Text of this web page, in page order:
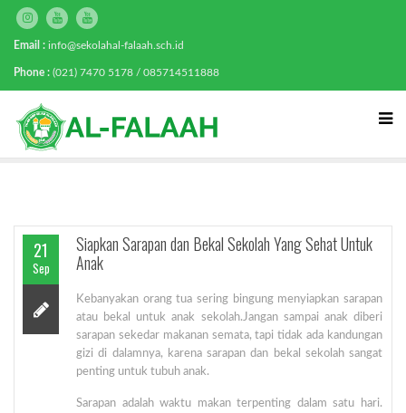
Email : info@sekolahal-falaah.sch.id
Phone : (021) 7470 5178 / 085714511888
21
Sep
Siapkan Sarapan dan Bekal Sekolah Yang Sehat Untuk
Anak
Kebanyakan orang tua sering bingung menyiapkan sarapan
atau bekal untuk anak sekolah.Jangan sampai anak diberi
sarapan sekedar makanan semata, tapi tidak ada kandungan
gizi di dalamnya, karena sarapan dan bekal sekolah sangat
penting untuk tubuh anak.
Sarapan adalah waktu makan terpenting dalam satu hari.